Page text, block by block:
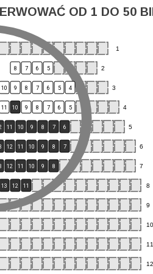
OD 1 DO 50
1
2
3
4
5
6
7
8
9
10
11
12
8 7 6 5
10 9 8 7 6 5 4
11 10 9 8 7 6 5
11 10 9 8 7 6
12 11 10 9 8 7
12 11 10 9 8
13 12 11